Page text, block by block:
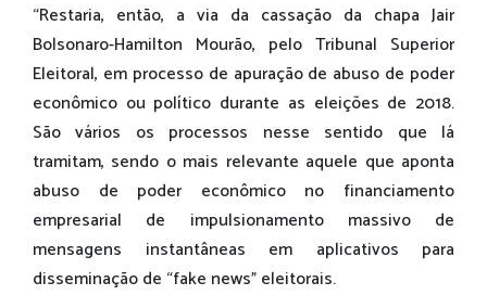
“Restaria, então, a via da cassação da chapa Jair
Bolsonaro-Hamilton Mourão, pelo Tribunal Superior
Eleitoral, em processo de apuração de abuso de poder
econômico ou político durante as eleições de 2018.
São vários os processos nesse sentido que lá
tramitam, sendo o mais relevante aquele que aponta
abuso de poder econômico no financiamento
empresarial de impulsionamento massivo de
mensagens instantâneas em aplicativos para
disseminação de “fake news” eleitorais.